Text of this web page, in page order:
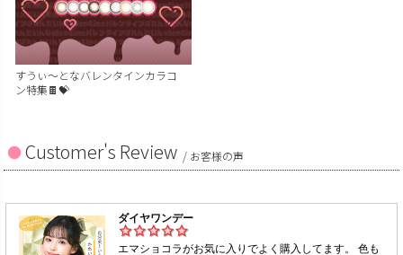
すうぃ～となバレンタインカラコ
ン特集🍫💝
Customer's Review / お客様の声